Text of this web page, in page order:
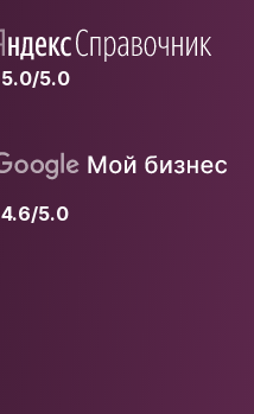
5.0/5.0
4.6/5.0